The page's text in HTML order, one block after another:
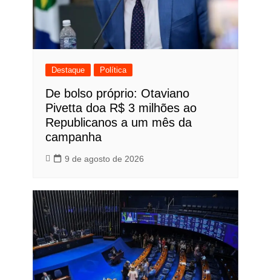
Destaque Política
De bolso próprio: Otaviano
Pivetta doa R$ 3 milhões ao
Republicanos a um mês da
campanha
9 de agosto de 2026